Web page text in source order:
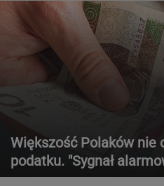
Większość Polaków nie
podatku. "Sygnał